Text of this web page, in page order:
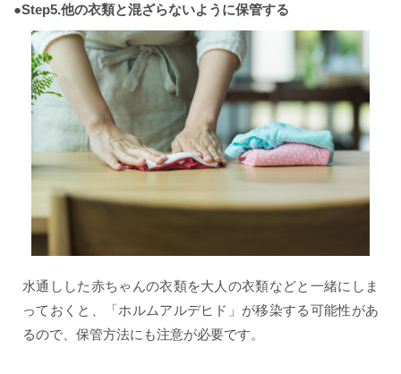
●Step5.他の衣類と混ざらないように保管する
水通しした赤ちゃんの衣類を大人の衣類などと一緒にしま
っておくと、「ホルムアルデヒド」が移染する可能性があ
るので、保管方法にも注意が必要です。